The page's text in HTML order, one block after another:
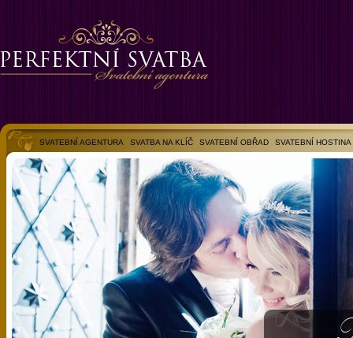
SVATEBNÍ AGENTURA SVATBA NA KLÍČ SVATEBNÍ OBŘAD
SVATEBNÍ HOSTINA
SVATEBNÍ FOTOGALERIE